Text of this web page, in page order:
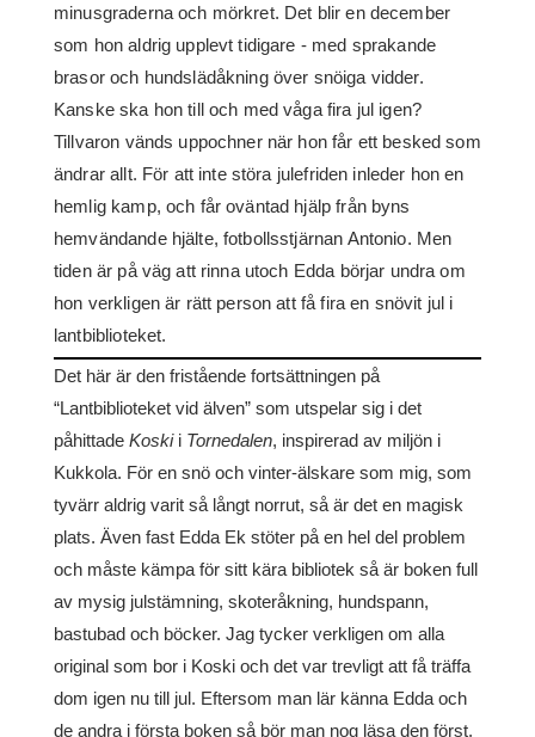
minusgraderna och mörkret. Det blir en december
som hon aldrig upplevt tidigare - med sprakande
brasor och hundslädåkning över snöiga vidder.
Kanske ska hon till och med våga fira jul igen?
Tillvaron vänds uppochner när hon får ett besked som
ändrar allt. För att inte störa julefriden inleder hon en
hemlig kamp, och får oväntad hjälp från byns
hemvändande hjälte, fotbollsstjärnan Antonio. Men
tiden är på väg att rinna utoch Edda börjar undra om
hon verkligen är rätt person att få fira en snövit jul i
lantbiblioteket.
Det här är den fristående fortsättningen på
“Lantbiblioteket vid älven” som utspelar sig i det
påhittade Koskii Tornedalen, inspirerad av miljön i
Kukkola. För en snö och vinter-älskare som mig, som
tyvärr aldrig varit så långt norrut, så är det en magisk
plats. Även fast Edda Ek stöter på en hel del problem
och måste kämpa för sitt kära bibliotek så är boken full
av mysig julstämning, skoteråkning, hundspann,
bastubad och böcker. Jag tycker verkligen om alla
original som bor i Koski och det var trevligt att få träffa
dom igen nu till jul. Eftersom man lär känna Edda och
de andra i första boken så bör man nog läsa den först.